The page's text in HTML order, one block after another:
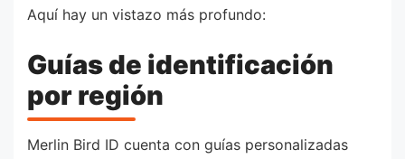
Aquí hay un vistazo más profundo:
Guías de identificación
por región
Merlin Bird ID cuenta con guías personalizadas